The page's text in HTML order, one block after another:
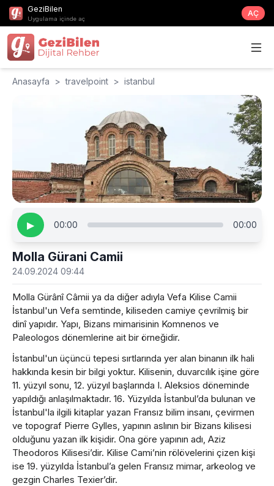
GeziBilen
Uygulama içinde aç
AÇ
Anasayfa > travelpoint > istanbul
▶ 00:00 00:00
Molla Gürani Camii
24.09.2024 09:44
Molla Gürânî Câmii ya da diğer adıyla Vefa Kilise Camii
İstanbul'un Vefa semtinde, kiliseden camiye çevrilmiş bir
dinî yapıdır. Yapı, Bizans mimarisinin Komnenos ve
Paleologos dönemlerine ait bir örneğidir.
İstanbul'un üçüncü tepesi sırtlarında yer alan binanın ilk hali
hakkında kesin bir bilgi yoktur. Kilisenin, duvarcılık işine göre
11. yüzyıl sonu, 12. yüzyıl başlarında I. Aleksios döneminde
yapıldığı anlaşılmaktadır. 16. Yüzyılda İstanbul’da bulunan ve
İstanbul'la ilgili kitaplar yazan Fransız bilim insanı, çevirmen
ve topograf Pierre Gylles, yapının aslının bir Bizans kilisesi
olduğunu yazan ilk kişidir. Ona göre yapının adı, Aziz
Theodoros Kilisesi’dir. Kilise Cami’nin rölövelerini çizen kişi
ise 19. yüzyılda İstanbul’a gelen Fransız mimar, arkeolog ve
gezgin Charles Texier’dir.